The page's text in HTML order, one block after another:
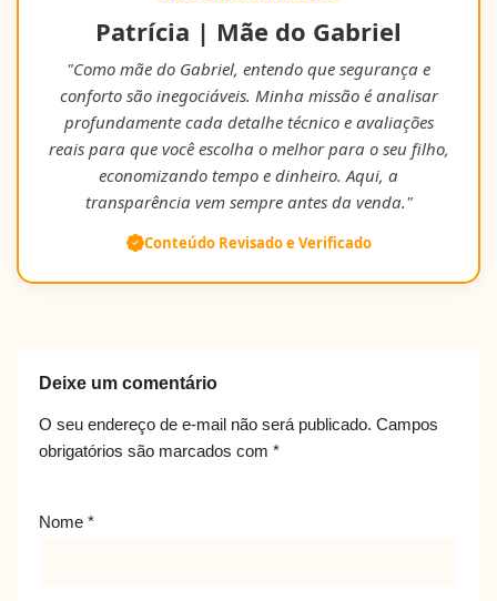
Patrícia | Mãe do Gabriel
"Como mãe do Gabriel, entendo que segurança e
conforto são inegociáveis. Minha missão é analisar
profundamente cada detalhe técnico e avaliações
reais para que você escolha o melhor para o seu filho,
economizando tempo e dinheiro. Aqui, a
transparência vem sempre antes da venda."
Conteúdo Revisado e Verificado
Deixe um comentário
O seu endereço de e-mail não será publicado. Campos
obrigatórios são marcados com *
Nome *